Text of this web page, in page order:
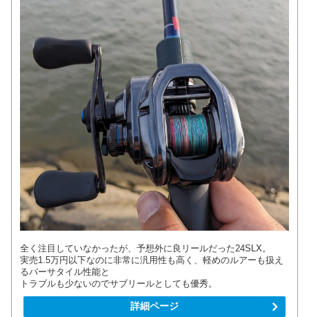
全く注目していなかったが、予想外に良リールだった24SLX。
実売1.5万円以下なのに非常に汎用性も高く、軽めのルアーも扱え
るバーサタイル性能と
トラブルも少ないのでサブリールとしても優秀。
詳細ページ